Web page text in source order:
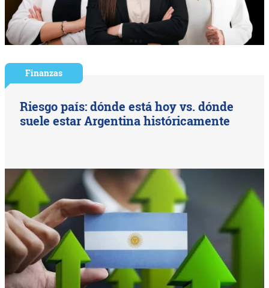
Finanzas
Riesgo país: dónde está hoy vs. dónde
suele estar Argentina históricamente